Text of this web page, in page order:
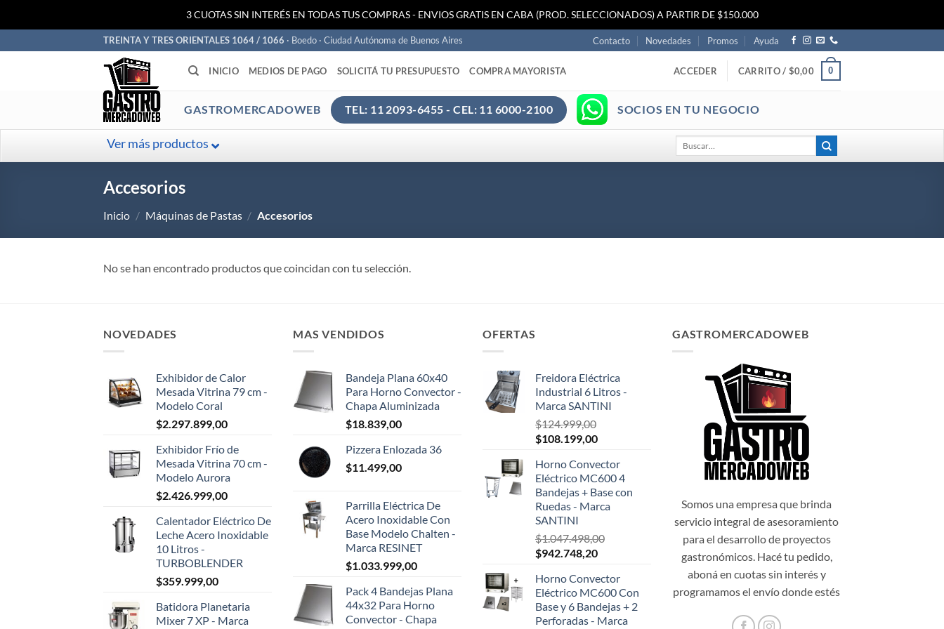
3 CUOTAS SIN INTERÉS EN TODAS TUS COMPRAS - ENVIOS GRATIS EN CABA (PROD. SELECCIONADOS) A PARTIR DE $150.000
al
TREINTA Y TRES ORIENTALES 1064 / 1066 · Boedo · Ciudad Autónoma de Buenos Aires Contacto Novedades Promos Ayuda
INICIO MEDIOS DE PAGO SOLICITÁ TU PRESUPUESTO COMPRA MAYORISTA ACCEDER CARRITO / $0,00 0
GASTROMERCADOWEB TEL: 11 2093-6455 - CEL: 11 6000-2100 SOCIOS EN TU NEGOCIO
Ver más productos
por:
Accesorios
Inicio / Máquinas de Pastas / Accesorios
No se han encontrado productos que coincidan con tu selección.
NOVEDADES
Exhibidor de Calor
Mesada Vitrina 79 cm -
Modelo Coral
$2.297.899,00
Exhibidor Frío de
Mesada Vitrina 70 cm -
Modelo Aurora
$2.426.999,00
Calentador Eléctrico De
Leche Acero Inoxidable
10 Litros -
TURBOBLENDER
$359.999,00
Batidora Planetaria
Mixer 7 XP - Marca
MAS VENDIDOS
Bandeja Plana 60x40
Para Horno Convector -
Chapa Aluminizada
$18.839,00
Pizzera Enlozada 36
$11.499,00
Parrilla Eléctrica De
Acero Inoxidable Con
Base Modelo Chalten -
Marca RESINET
$1.033.999,00
Pack 4 Bandejas Plana
44x32 Para Horno
Convector - Chapa
OFERTAS
Freidora Eléctrica
Industrial 6 Litros -
Marca SANTINI
$124.999,00
El
original
era:
$124.999,00.
$108.199,00El
actual
es:
$108.199,00.
Horno Convector
Eléctrico MC600 4
Bandejas + Base con
Ruedas - Marca
SANTINI
$1.047.498,00
El
original
era:
$1.047.498,00.
$942.748,20El
actual
es:
$942.748,20.
Horno Convector
Eléctrico MC600 Con
Base y 6 Bandejas + 2
Perforadas - Marca
GASTROMERCADOWEB
Somos una empresa que brinda
servicio integral de asesoramiento
para el desarrollo de proyectos
gastronómicos. Hacé tu pedido,
aboná en cuotas sin interés y
programamos el envío donde estés